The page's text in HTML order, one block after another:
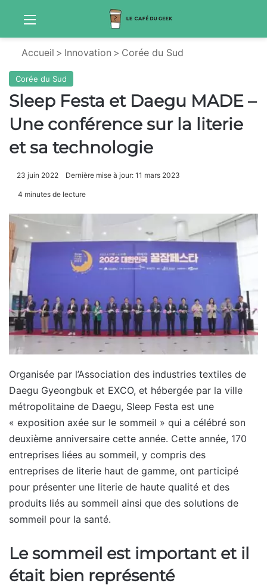
Menu
Accueil > Innovation > Corée du Sud
Corée du Sud
Sleep Festa et Daegu MADE –
Une conférence sur la literie
et sa technologie
23 juin 2022 Dernière mise à jour: 11 mars 2023
4 minutes de lecture
Organisée par l’Association des industries textiles de
Daegu Gyeongbuk et EXCO, et hébergée par la ville
métropolitaine de Daegu, Sleep Festa est une
« exposition axée sur le sommeil » qui a célébré son
deuxième anniversaire cette année. Cette année, 170
entreprises liées au sommeil, y compris des
entreprises de literie haut de gamme, ont participé
pour présenter une literie de haute qualité et des
produits liés au sommeil ainsi que des solutions de
sommeil pour la santé.
Le sommeil est important et il
était bien représenté